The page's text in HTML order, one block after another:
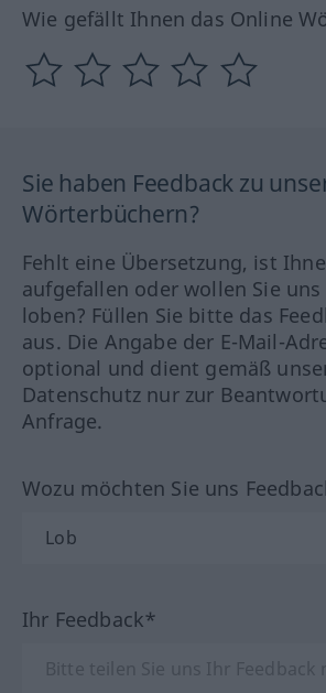
Wie gefällt Ihnen das Online
Sie haben Feedback zu
Wörterbüchern?
Fehlt eine Übersetzung, ist
aufgefallen oder wollen Sie
loben? Füllen Sie bitte das
aus. Die Angabe der E-Mail-
optional und dient gemäß
Datenschutz nur zur
Anfrage.
Wozu möchten Sie uns
Ihr Feedback*